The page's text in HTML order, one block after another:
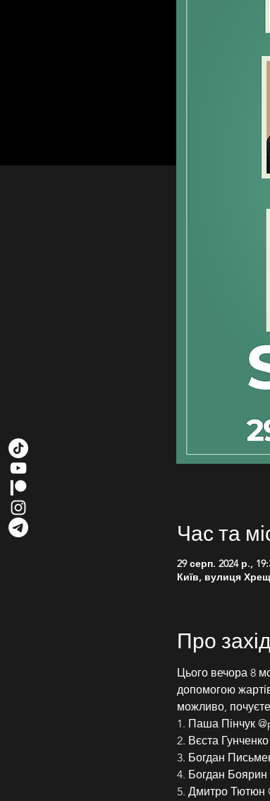
Час та
29 серп. 2024 р.,
Київ, вулиця
Про захід
Цього вечора 8
допомогою
можливо,
1. Паша Пінчук
2. Вєста
3. Богдан
4. Богдан
5. Дмитро Тютюн